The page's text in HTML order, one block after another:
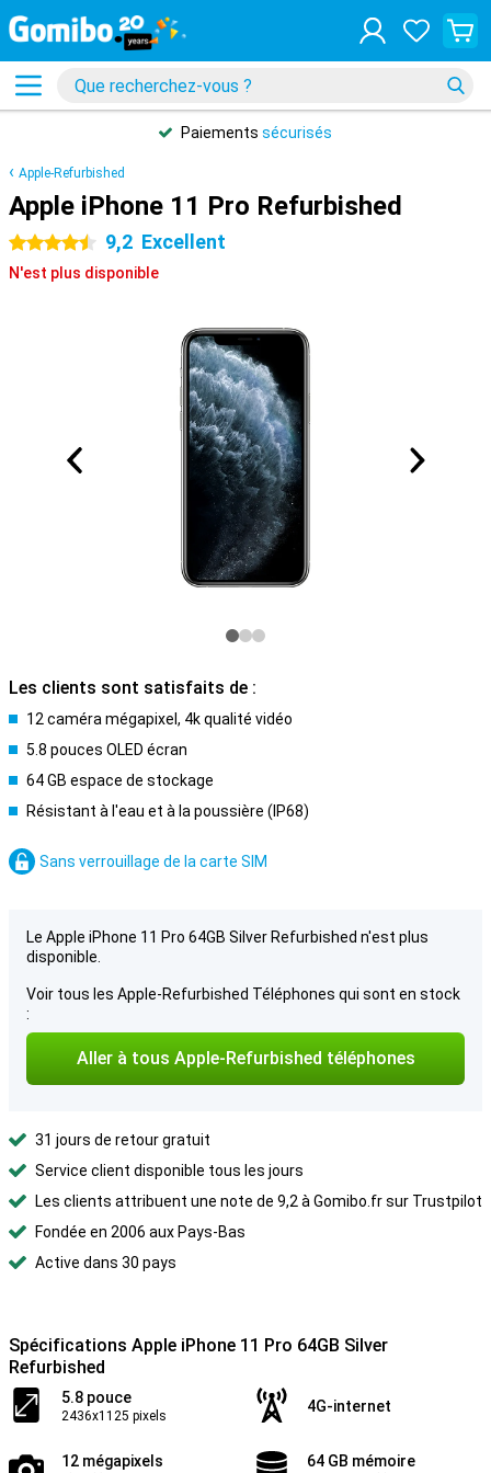
Paiements sécurisés
Apple-Refurbished
Apple iPhone 11 Pro Refurbished
4.5 étoiles 9,2 Excellent
N'est plus disponible
Les clients sont satisfaits de :
12 caméra mégapixel, 4k qualité vidéo
5.8 pouces OLED écran
64 GB espace de stockage
Résistant à l'eau et à la poussière (IP68)
Sans verrouillage de la carte SIM
Le Apple iPhone 11 Pro 64GB Silver Refurbished n'est plus
disponible.
Voir tous les Apple-Refurbished Téléphones qui sont en stock
:
Aller à tous Apple-Refurbished téléphones
31 jours de retour gratuit
Service client disponible tous les jours
Les clients attribuent une note de 9,2 à Gomibo.fr sur Trustpilot
Fondée en 2006 aux Pays-Bas
Active dans 30 pays
Spécifications Apple iPhone 11 Pro 64GB Silver
Refurbished
5.8 pouce
2436x1125 pixels
4G-internet
12 mégapixels 64 GB mémoire